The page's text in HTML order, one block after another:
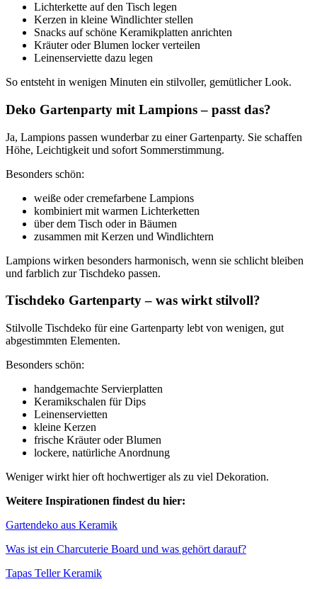
Lichterkette auf den Tisch legen
Kerzen in kleine Windlichter stellen
Snacks auf schöne Keramikplatten anrichten
Kräuter oder Blumen locker verteilen
Leinenserviette dazu legen
So entsteht in wenigen Minuten ein stilvoller, gemütlicher Look.
Deko Gartenparty mit Lampions – passt das?
Ja, Lampions passen wunderbar zu einer Gartenparty. Sie schaffen
Höhe, Leichtigkeit und sofort Sommerstimmung.
Besonders schön:
weiße oder cremefarbene Lampions
kombiniert mit warmen Lichterketten
über dem Tisch oder in Bäumen
zusammen mit Kerzen und Windlichtern
Lampions wirken besonders harmonisch, wenn sie schlicht bleiben
und farblich zur Tischdeko passen.
Tischdeko Gartenparty – was wirkt stilvoll?
Stilvolle Tischdeko für eine Gartenparty lebt von wenigen, gut
abgestimmten Elementen.
Besonders schön:
handgemachte Servierplatten
Keramikschalen für Dips
Leinenservietten
kleine Kerzen
frische Kräuter oder Blumen
lockere, natürliche Anordnung
Weniger wirkt hier oft hochwertiger als zu viel Dekoration.
Weitere Inspirationen findest du hier:
Gartendeko aus Keramik
Was ist ein Charcuterie Board und was gehört darauf?
Tapas Teller Keramik